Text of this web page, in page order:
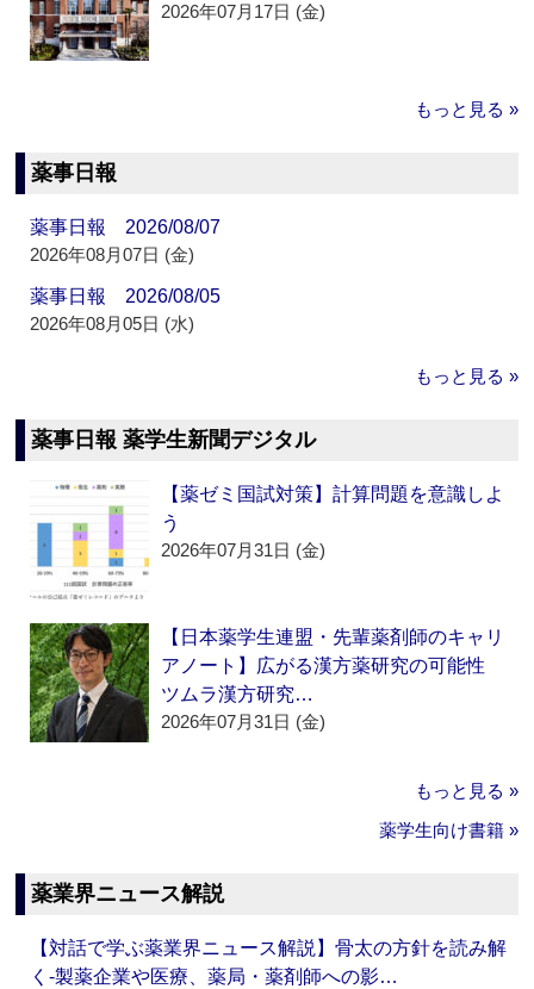
2026年07月17日 (金)
もっと見る »
薬事日報
薬事日報 2026/08/07
2026年08月07日 (金)
薬事日報 2026/08/05
2026年08月05日 (水)
もっと見る »
薬事日報 薬学生新聞デジタル
【薬ゼミ国試対策】計算問題を意識しよ
う
2026年07月31日 (金)
【日本薬学生連盟・先輩薬剤師のキャリ
アノート】広がる漢方薬研究の可能性
ツムラ漢方研究…
2026年07月31日 (金)
もっと見る »
薬学生向け書籍 »
薬業界ニュース解説
【対話で学ぶ薬業界ニュース解説】骨太の方針を読み解
く‐製薬企業や医療、薬局・薬剤師への影…